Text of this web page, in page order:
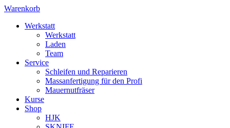
Warenkorb
Werkstatt
Werkstatt
Laden
Team
Service
Schleifen und Reparieren
Massanfertigung für den Profi
Mauernutfräser
Kurse
Shop
HJK